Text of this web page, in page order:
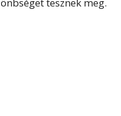
tesznek meg.